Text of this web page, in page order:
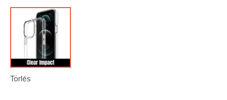
Törlés